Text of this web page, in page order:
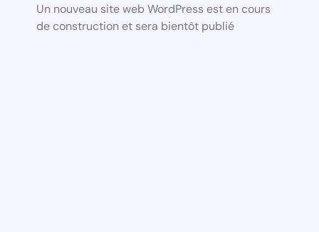
Un nouveau site web WordPress est en cours
de construction et sera bientôt publié